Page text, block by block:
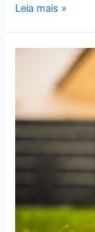
Obesidade
pets
Leia mais »